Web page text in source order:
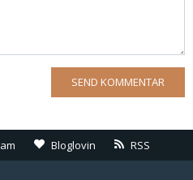
Bloglovin RSS